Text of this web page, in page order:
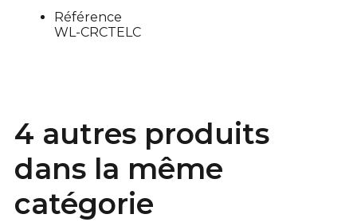
Référence
WL-CRCTELC
4 autres produits
dans la même
catégorie